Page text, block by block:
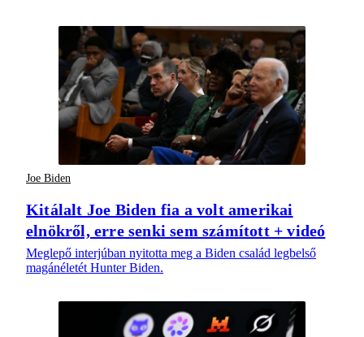
Joe Biden
Kitálalt Joe Biden fia a volt amerikai
elnökről, erre senki sem számított + videó
Meglepő interjúban nyitotta meg a Biden család legbelső
magánéletét Hunter Biden.